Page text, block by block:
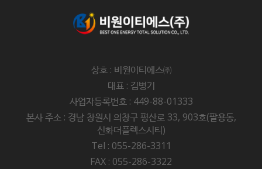
상호 : 비원이티에스㈜
대표 : 김병기
사업자등록번호 : 449-88-01333
본사 주소 : 경남 창원시 의창구 평산로 33, 903호(팔용동,
신화더플렉스시티)
Tel : 055-286-3311
FAX : 055-286-3322